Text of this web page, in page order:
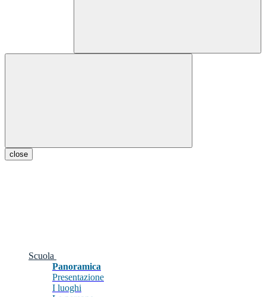
close
Scuola
Panoramica
Presentazione
I luoghi